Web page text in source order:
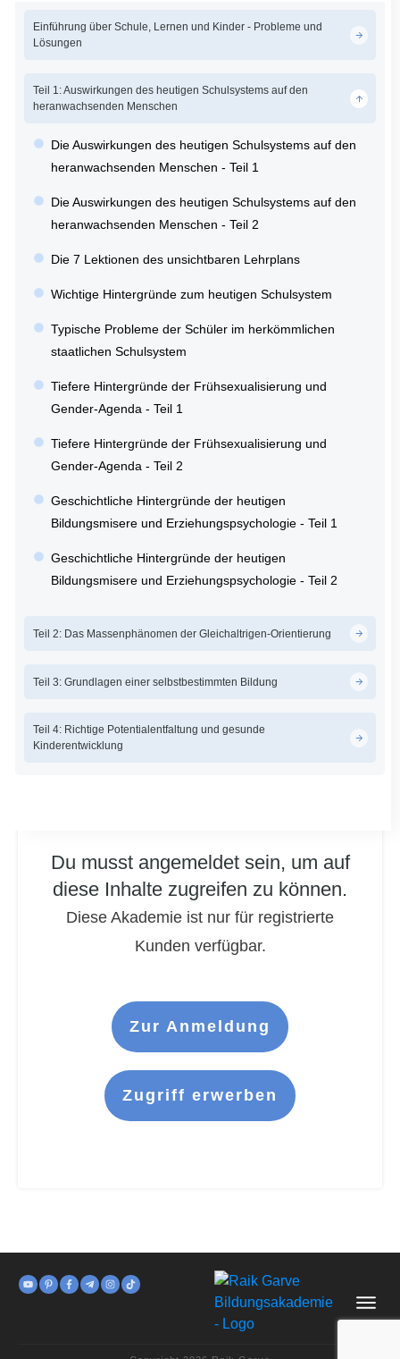
Du musst angemeldet sein, um auf
diese Inhalte zugreifen zu können.
Diese Akademie ist nur für registrierte
Kunden verfügbar.
Zur Anmeldung
Zugriff erwerben
Einführung über Schule, Lernen und Kinder - Probleme und
Lösungen
Teil 1: Auswirkungen des heutigen Schulsystems auf den
heranwachsenden Menschen
Die Auswirkungen des heutigen Schulsystems auf den
heranwachsenden Menschen - Teil 1
Die Auswirkungen des heutigen Schulsystems auf den
heranwachsenden Menschen - Teil 2
Die 7 Lektionen des unsichtbaren Lehrplans
Wichtige Hintergründe zum heutigen Schulsystem
Typische Probleme der Schüler im herkömmlichen
staatlichen Schulsystem
Tiefere Hintergründe der Frühsexualisierung und
Gender-Agenda - Teil 1
Tiefere Hintergründe der Frühsexualisierung und
Gender-Agenda - Teil 2
Geschichtliche Hintergründe der heutigen
Bildungsmisere und Erziehungspsychologie - Teil 1
Geschichtliche Hintergründe der heutigen
Bildungsmisere und Erziehungspsychologie - Teil 2
Teil 2: Das Massenphänomen der Gleichaltrigen-Orientierung
Teil 3: Grundlagen einer selbstbestimmten Bildung
Teil 4: Richtige Potentialentfaltung und gesunde
Kinderentwicklung